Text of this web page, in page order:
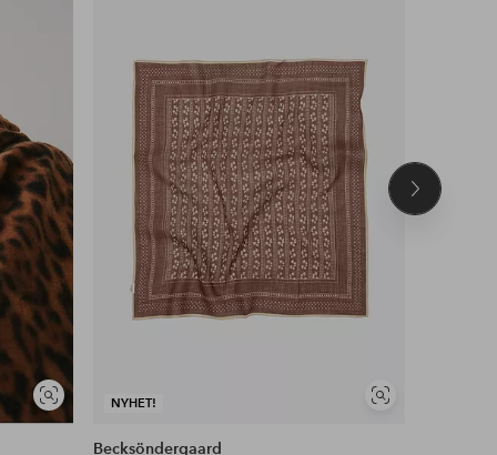
Vis
lignende
NYHET!
Vis
Becksöndergaard
Neste